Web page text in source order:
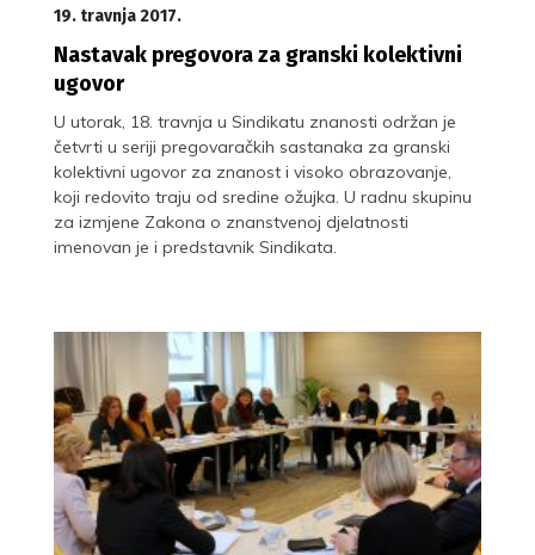
19. travnja 2017.
Nastavak pregovora za granski kolektivni
ugovor
U utorak, 18. travnja u Sindikatu znanosti održan je
četvrti u seriji pregovaračkih sastanaka za granski
kolektivni ugovor za znanost i visoko obrazovanje,
koji redovito traju od sredine ožujka. U radnu skupinu
za izmjene Zakona o znanstvenoj djelatnosti
imenovan je i predstavnik Sindikata.